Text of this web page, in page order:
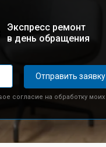
Экспресс ремонт
в день обращения
Отправить заявку
согласие на обработку моих